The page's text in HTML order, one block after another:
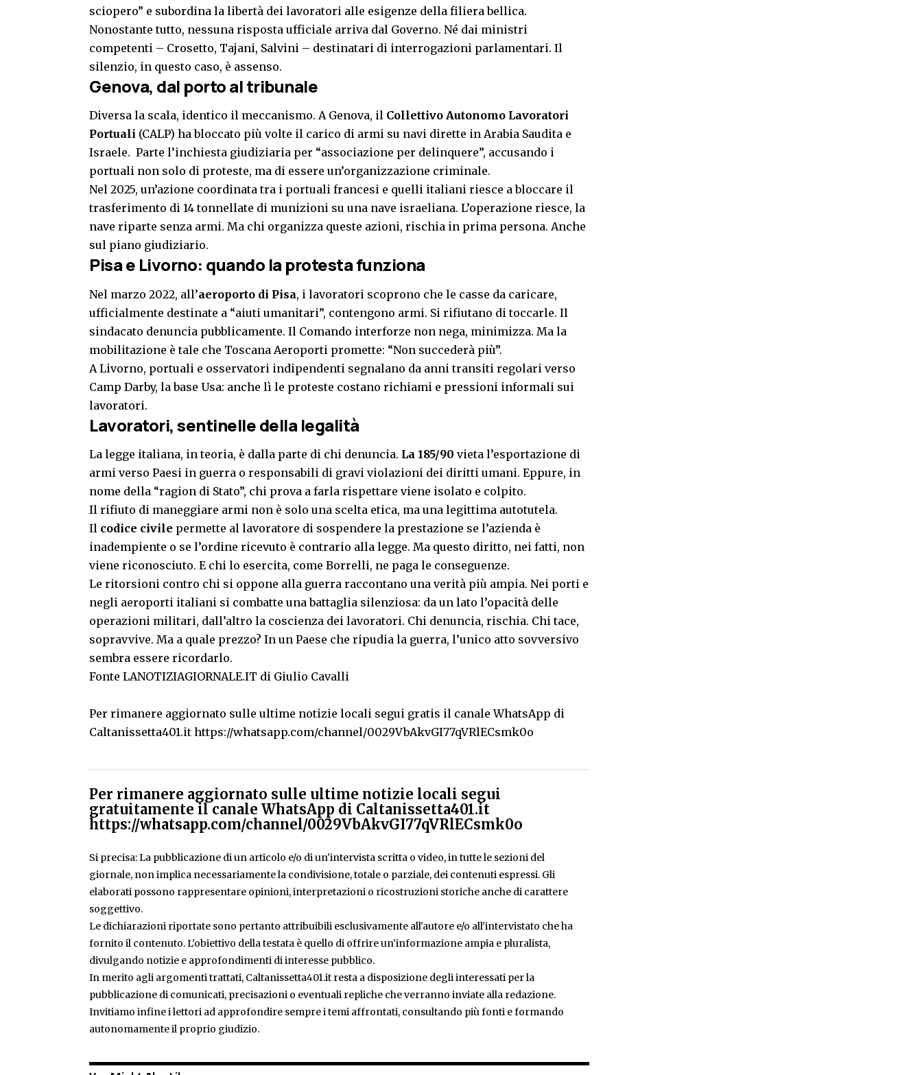
sciopero” e subordina la libertà dei lavoratori alle esigenze della filiera bellica.
Nonostante tutto, nessuna risposta ufficiale arriva dal Governo. Né dai ministri
competenti – Crosetto, Tajani, Salvini – destinatari di interrogazioni parlamentari. Il
silenzio, in questo caso, è assenso.
Genova, dal porto al tribunale
Diversa la scala, identico il meccanismo. A Genova, il Collettivo Autonomo Lavoratori
Portuali (CALP) ha bloccato più volte il carico di armi su navi dirette in Arabia Saudita e
Israele. Parte l’inchiesta giudiziaria per “associazione per delinquere”, accusando i
portuali non solo di proteste, ma di essere un’organizzazione criminale.
Nel 2025, un’azione coordinata tra i portuali francesi e quelli italiani riesce a bloccare il
trasferimento di 14 tonnellate di munizioni su una nave israeliana. L’operazione riesce, la
nave riparte senza armi. Ma chi organizza queste azioni, rischia in prima persona. Anche
sul piano giudiziario.
Pisa e Livorno: quando la protesta funziona
Nel marzo 2022, all’aeroporto di Pisa, i lavoratori scoprono che le casse da caricare,
ufficialmente destinate a “aiuti umanitari”, contengono armi. Si rifiutano di toccarle. Il
sindacato denuncia pubblicamente. Il Comando interforze non nega, minimizza. Ma la
mobilitazione è tale che Toscana Aeroporti promette: “Non succederà più”.
A Livorno, portuali e osservatori indipendenti segnalano da anni transiti regolari verso
Camp Darby, la base Usa: anche lì le proteste costano richiami e pressioni informali sui
lavoratori.
Lavoratori, sentinelle della legalità
La legge italiana, in teoria, è dalla parte di chi denuncia. La 185/90 vieta l’esportazione di
armi verso Paesi in guerra o responsabili di gravi violazioni dei diritti umani. Eppure, in
nome della “ragion di Stato”, chi prova a farla rispettare viene isolato e colpito.
Il rifiuto di maneggiare armi non è solo una scelta etica, ma una legittima autotutela.
Il codice civile permette al lavoratore di sospendere la prestazione se l’azienda è
inadempiente o se l’ordine ricevuto è contrario alla legge. Ma questo diritto, nei fatti, non
viene riconosciuto. E chi lo esercita, come Borrelli, ne paga le conseguenze.
Le ritorsioni contro chi si oppone alla guerra raccontano una verità più ampia. Nei porti e
negli aeroporti italiani si combatte una battaglia silenziosa: da un lato l’opacità delle
operazioni militari, dall’altro la coscienza dei lavoratori. Chi denuncia, rischia. Chi tace,
sopravvive. Ma a quale prezzo? In un Paese che ripudia la guerra, l’unico atto sovversivo
sembra essere ricordarlo.
Fonte LANOTIZIAGIORNALE.IT di Giulio Cavalli
Per rimanere aggiornato sulle ultime notizie locali segui gratis il canale WhatsApp di
Caltanissetta401.it https://whatsapp.com/channel/0029VbAkvGI77qVRlECsmk0o
Per rimanere aggiornato sulle ultime notizie locali segui
gratuitamente il canale WhatsApp di Caltanissetta401.it
https://whatsapp.com/channel/0029VbAkvGI77qVRlECsmk0o
Si precisa: La pubblicazione di un articolo e/o di un'intervista scritta o video, in tutte le sezioni del
giornale, non implica necessariamente la condivisione, totale o parziale, dei contenuti espressi. Gli
elaborati possono rappresentare opinioni, interpretazioni o ricostruzioni storiche anche di carattere
soggettivo.
Le dichiarazioni riportate sono pertanto attribuibili esclusivamente all'autore e/o all'intervistato che ha
fornito il contenuto. L'obiettivo della testata è quello di offrire un'informazione ampia e pluralista,
divulgando notizie e approfondimenti di interesse pubblico.
In merito agli argomenti trattati, Caltanissetta401.it resta a disposizione degli interessati per la
pubblicazione di comunicati, precisazioni o eventuali repliche che verranno inviate alla redazione.
Invitiamo infine i lettori ad approfondire sempre i temi affrontati, consultando più fonti e formando
autonomamente il proprio giudizio.